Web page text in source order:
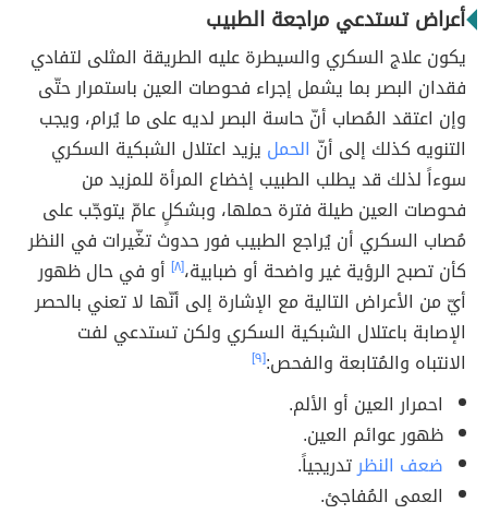
أعراض تستدعي مراجعة الطبيب
يكون علاج السكري والسيطرة عليه الطريقة المثلى لتفادي
فقدان البصر بما يشمل إجراء فحوصات العين باستمرار حتّى
وإن اعتقد المُصاب أنّ حاسة البصر لديه على ما يُرام، ويجب
التنويه كذلك إلى أنّ الحمل يزيد اعتلال الشبكية السكري
سوءاً لذلك قد يطلب الطبيب إخضاع المرأة للمزيد من
فحوصات العين طيلة فترة حملها، وبشكلٍ عامّ يتوجّب على
مُصاب السكري أن يُراجع الطبيب فور حدوث تغّيرات في النظر
كأن تصبح الرؤية غير واضحة أو ضبابية،[٨]
أو في حال ظهور
أيّ من الأعراض التالية مع الإشارة إلى أنّها لا تعني بالحصر
الإصابة باعتلال الشبكية السكري ولكن تستدعي لفت
الانتباه والمُتابعة والفحص:[٩]
احمرار العين أو الألم.
ظهور عوائم العين.
ضعف النظرتدريجياً.
العمى المُفاجئ.